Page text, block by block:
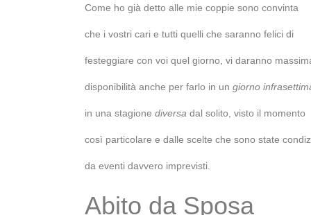
Come ho già detto alle mie coppie sono convinta
che i vostri cari e tutti quelli che saranno felici di
festeggiare con voi quel giorno, vi daranno
disponibilità anche per farlo in un giorno
in una stagione diversa dal solito, visto il momento
così particolare e dalle scelte che sono state
da eventi davvero imprevisti.
Abito da Sposa